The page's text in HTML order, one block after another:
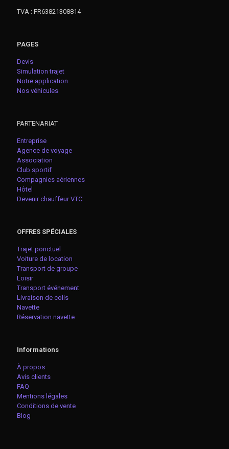
TVA : FR63821308814
PAGES
Devis
Simulation trajet
Notre application
Nos véhicules
PARTENARIAT
Entreprise
Agence de voyage
Association
Club sportif
Compagnies aériennes
Hôtel
Devenir chauffeur VTC
OFFRES SPÉCIALES
Trajet ponctuel
Voiture de location
Transport de groupe
Loisir
Transport événement
Livraison de colis
Navette
Réservation navette
Informations
À propos
Avis clients
FAQ
Mentions légales
Conditions de vente
Blog